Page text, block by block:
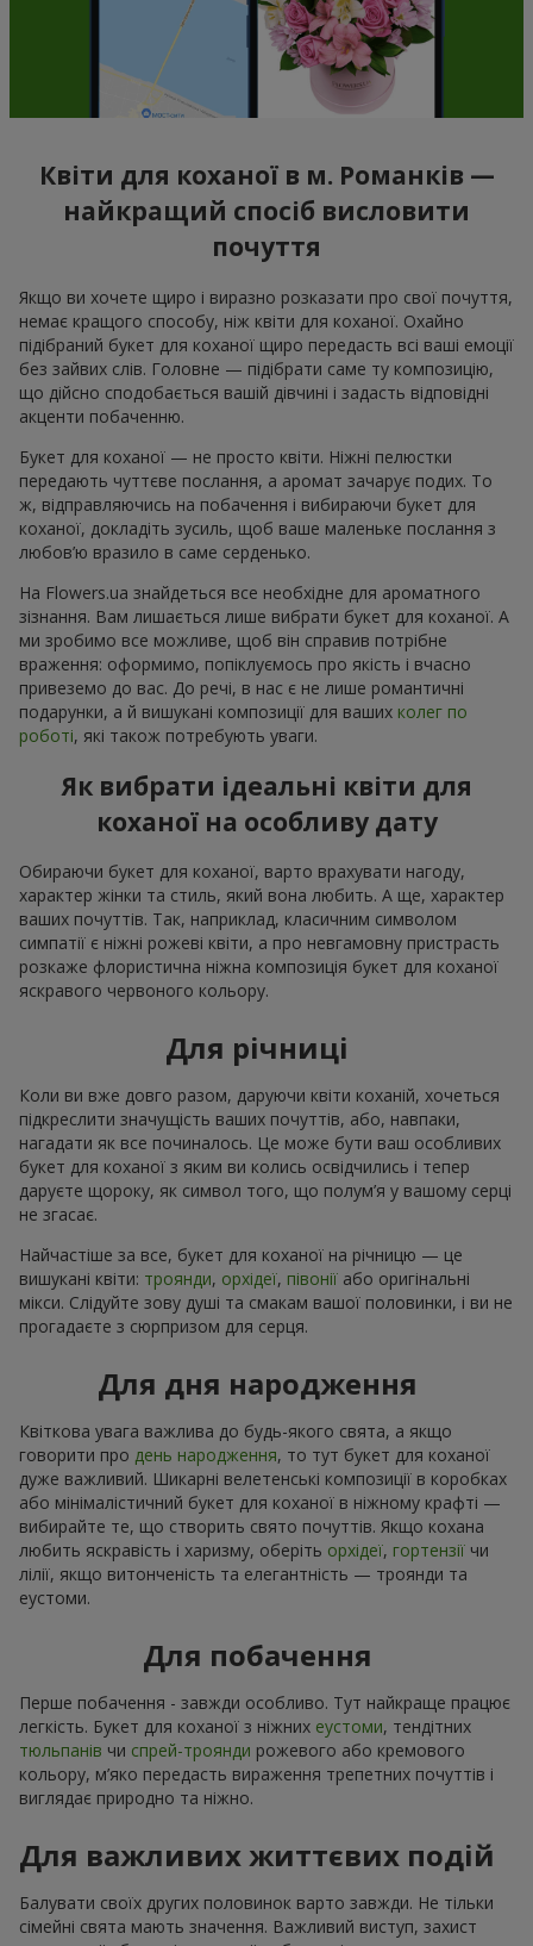
Квіти для коханої в м. Романків —
найкращий спосіб висловити
почуття
Якщо ви хочете щиро і виразно розказати про свої почуття,
немає кращого способу, ніж квіти для коханої. Охайно
підібраний букет для коханої щиро передасть всі ваші емоції
без зайвих слів. Головне — підібрати саме ту композицію,
що дійсно сподобається вашій дівчині і задасть відповідні
акценти побаченню.
Букет для коханої — не просто квіти. Ніжні пелюстки
передають чуттєве послання, а аромат зачарує подих. То
ж, відправляючись на побачення і вибираючи букет для
коханої, докладіть зусиль, щоб ваше маленьке послання з
любов’ю вразило в саме серденько.
На Flowers.ua знайдеться все необхідне для ароматного
зізнання. Вам лишається лише вибрати букет для коханої. А
ми зробимо все можливе, щоб він справив потрібне
враження: оформимо, попіклуємось про якість і вчасно
привеземо до вас. До речі, в нас є не лише романтичні
подарунки, а й вишукані композиції для ваших колег по
роботі, які також потребують уваги.
Як вибрати ідеальні квіти для
коханої на особливу дату
Обираючи букет для коханої, варто врахувати нагоду,
характер жінки та стиль, який вона любить. А ще, характер
ваших почуттів. Так, наприклад, класичним символом
симпатії є ніжні рожеві квіти, а про невгамовну пристрасть
розкаже флористична ніжна композиція букет для коханої
яскравого червоного кольору.
Для річниці
Коли ви вже довго разом, даруючи квіти коханій, хочеться
підкреслити значущість ваших почуттів, або, навпаки,
нагадати як все починалось. Це може бути ваш особливих
букет для коханої з яким ви колись освідчились і тепер
даруєте щороку, як символ того, що полум’я у вашому серці
не згасає.
Найчастіше за все, букет для коханої на річницю — це
вишукані квіти: троянди, орхідеї, півонії або оригінальні
мікси. Слідуйте зову душі та смакам вашої половинки, і ви не
прогадаєте з сюрпризом для серця.
Для дня народження
Квіткова увага важлива до будь-якого свята, а якщо
говорити про день народження, то тут букет для коханої
дуже важливий. Шикарні велетенські композиції в коробках
або мінімалістичний букет для коханої в ніжному крафті —
вибирайте те, що створить свято почуттів. Якщо кохана
любить яскравість і харизму, оберіть орхідеї, гортензії чи
лілії, якщо витонченість та елегантність — троянди та
еустоми.
Для побачення
Перше побачення - завжди особливо. Тут найкраще працює
легкість. Букет для коханої з ніжних еустоми, тендітних
тюльпанів чи спрей-троянди рожевого або кремового
кольору, м’яко передасть вираження трепетних почуттів і
виглядає природно та ніжно.
Для важливих життєвих подій
Балувати своїх других половинок варто завжди. Не тільки
сімейні свята мають значення. Важливий виступ, захист